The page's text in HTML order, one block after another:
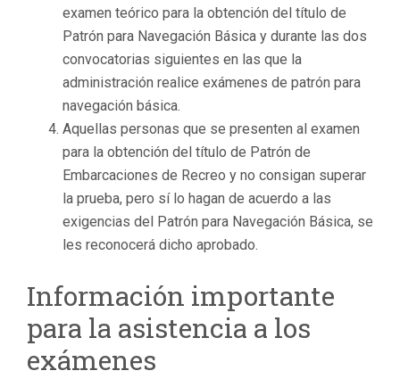
examen teórico para la obtención del título de
Patrón para Navegación Básica y durante las dos
convocatorias siguientes en las que la
administración realice exámenes de patrón para
navegación básica.
Aquellas personas que se presenten al examen
para la obtención del título de Patrón de
Embarcaciones de Recreo y no consigan superar
la prueba, pero sí lo hagan de acuerdo a las
exigencias del Patrón para Navegación Básica, se
les reconocerá dicho aprobado.
Información importante
para la asistencia a los
exámenes